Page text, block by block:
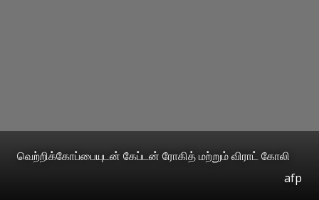
வெற்றிக்கோப்பையுடன் கேப்டன் ரோகித் மற்றும் விராட் கோலி
afp